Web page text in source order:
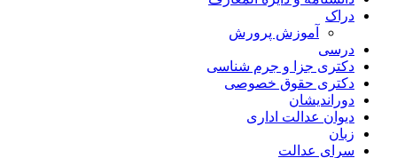
دراک
آموزش پرورش
درسی
دکتری جزا و جرم شناسی
دکتری حقوق خصوصی
دوراندیشان
دیوان عدالت اداری
زبان
سرای عدالت